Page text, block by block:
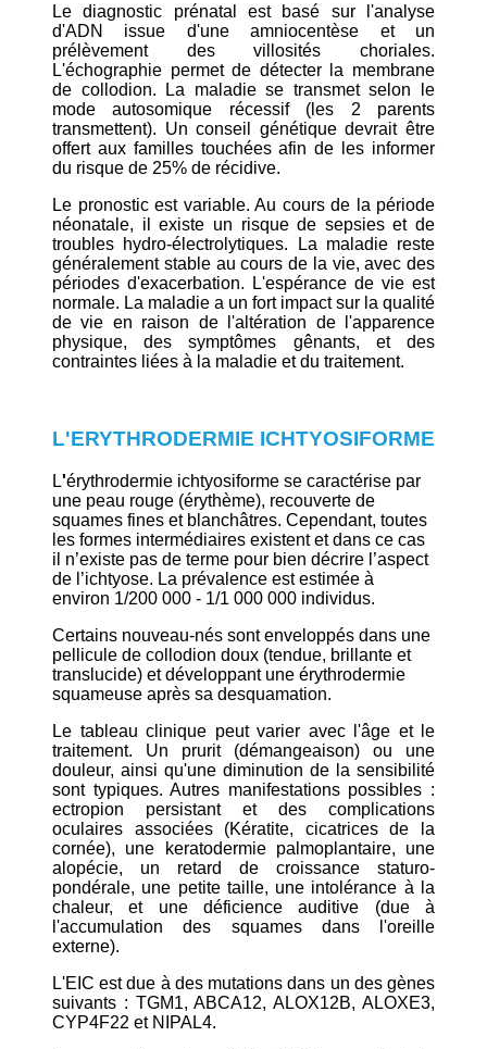
Le diagnostic prénatal est basé sur l'analyse
d'ADN issue d'une amniocentèse et un
prélèvement des villosités choriales.
L'échographie permet de détecter la membrane
de collodion. La maladie se transmet selon le
mode autosomique récessif (les 2 parents
transmettent). Un conseil génétique devrait être
offert aux familles touchées afin de les informer
du risque de 25% de récidive.
Le pronostic est variable. Au cours de la période
néonatale, il existe un risque de sepsies et de
troubles hydro-électrolytiques. La maladie reste
généralement stable au cours de la vie, avec des
périodes d'exacerbation. L'espérance de vie est
normale. La maladie a un fort impact sur la qualité
de vie en raison de l'altération de l'apparence
physique, des symptômes gênants, et des
contraintes liées à la maladie et du traitement.
L'ERYTHRODERMIE ICHTYOSIFORME
L'érythrodermie ichtyosiforme se caractérise par
une peau rouge (érythème), recouverte de
squames fines et blanchâtres. Cependant, toutes
les formes intermédiaires existent et dans ce cas
il n’existe pas de terme pour bien décrire l’aspect
de l’ichtyose. La prévalence est estimée à
environ 1/200 000 - 1/1 000 000 individus.
Certains nouveau-nés sont enveloppés dans une
pellicule de collodion doux (tendue, brillante et
translucide) et développant une érythrodermie
squameuse après sa desquamation.
Le tableau clinique peut varier avec l'âge et le
traitement. Un prurit (démangeaison) ou une
douleur, ainsi qu'une diminution de la sensibilité
sont typiques. Autres manifestations possibles :
ectropion persistant et des complications
oculaires associées (Kératite, cicatrices de la
cornée), une keratodermie palmoplantaire, une
alopécie, un retard de croissance staturo-
pondérale, une petite taille, une intolérance à la
chaleur, et une déficience auditive (due à
l'accumulation des squames dans l'oreille
externe).
L'EIC est due à des mutations dans un des gènes
suivants : TGM1, ABCA12, ALOX12B, ALOXE3,
CYP4F22 et NIPAL4.